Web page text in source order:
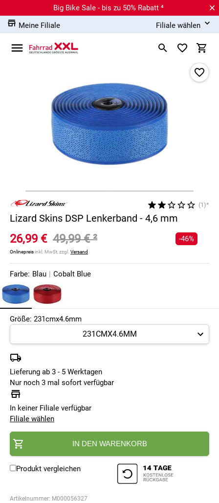
Big Bike Sale - bis zu 50% Rabatt ⁴
Meine Filiale
Filiale wählen
(1)*
Lizard Skins DSP Lenkerband - 4,6 mm
26,99 € 49,99 €²
Onlinepreisinkl. MwSt, zzgl. Versand
-46%
Farbe: Blau | Cobalt Blue
Größe: 231cmx4.6mm
Lieferung ab 3 - 5 Werktagen
Nur noch 3 mal sofort verfügbar
In keiner Filiale verfügbar
Filiale wählen
IN DEN WARENKORB
Produkt vergleichen
Artikelnummer: M000056327